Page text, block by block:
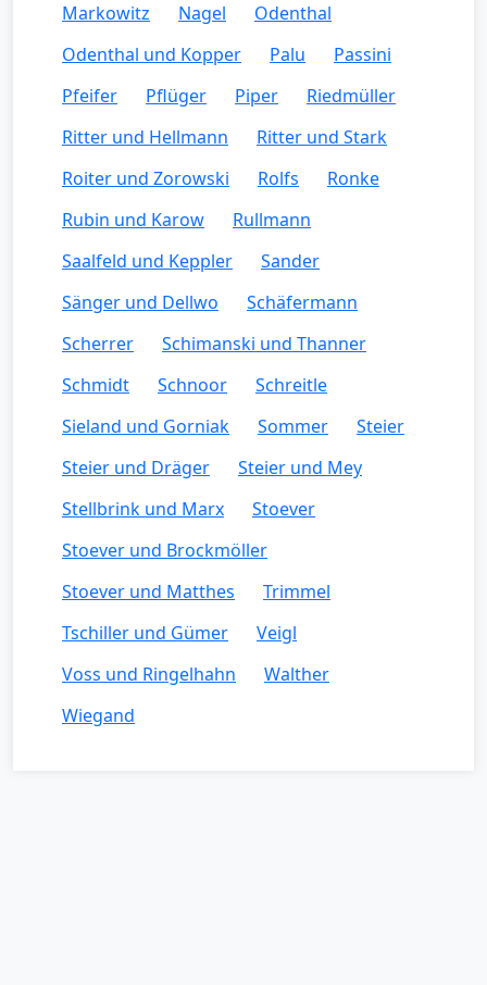
Markowitz
Nagel
Odenthal
Odenthal und Kopper
Palu
Passini
Pfeifer
Pflüger Piper
Riedmüller
Ritter und Hellmann
Ritter und Stark
Roiter und Zorowski
Rolfs
Ronke
Rubin und Karow
Rullmann
Saalfeld und Keppler
Sander
Sänger und Dellwo
Schäfermann
Scherrer
Schimanski und Thanner
Schmidt
Schnoor
Schreitle
Sieland und Gorniak
Sommer
Steier
Steier und Dräger
Steier und Mey
Stellbrink und Marx
Stoever
Stoever und Brockmöller
Stoever und Matthes
Trimmel
Tschiller und Gümer
Veigl
Voss und Ringelhahn
Walther
Wiegand